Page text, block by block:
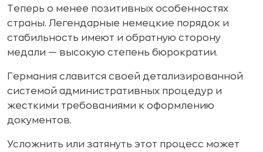
Теперь о менее позитивных особенностях
страны. Легендарные немецкие порядок и
стабильность имеют и обратную сторону
медали — высокую степень бюрократии.
Германия славится своей детализированной
системой административных процедур и
жесткими требованиями к оформлению
документов.
Усложнить или затянуть этот процесс может